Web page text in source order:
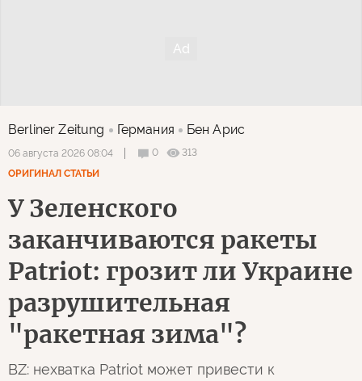
Berliner Zeitung Германия Бен Арис
06 августа 2026 08:04 0
313
ОРИГИНАЛ СТАТЬИ
У Зеленского
заканчиваются ракеты
Patriot: грозит ли Украине
разрушительная
"ракетная зима"?
BZ: нехватка Patriot может привести к